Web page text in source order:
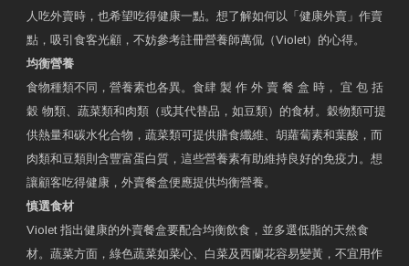
人吃外賣時，也希望吃得健康一點。想了解如何以「健康外賣」作賣
點，吸引食客光顧，不妨參考註冊營養師萬侃（Violet）的心得。
均衡營養
食物種類不同，營養素也各異。食肆 製 作 外 賣 餐 盒 時， 宜 包 括
穀 物類、蔬菜類和肉類（或其代替品，如豆類）的食材。穀物類可提
供熱量和碳水化合物，蔬菜類可提供膳食纖維、胡蘿蔔素和葉酸，而
肉類和豆類則含豐富蛋白質，這些營養素有助維持良好的免疫力。想
讓顧客吃得健康，外賣餐盒便應提供均衡營養。
慎選食材
Violet 指出健康的外賣餐盒要配合均衡飲食，並多選低脂的天然食
材。蔬菜方面，綠色蔬菜如菜心、白菜及西蘭花容易變黃，不宜用作